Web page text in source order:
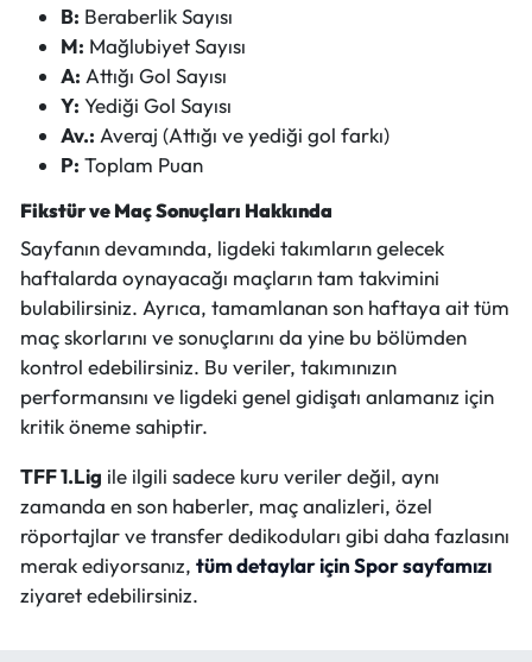
B: Beraberlik Sayısı
M: Mağlubiyet Sayısı
A: Attığı Gol Sayısı
Y: Yediği Gol Sayısı
Av.: Averaj (Attığı ve yediği gol farkı)
P: Toplam Puan
Fikstür ve Maç Sonuçları Hakkında
Sayfanın devamında, ligdeki takımların gelecek
haftalarda oynayacağı maçların tam takvimini
bulabilirsiniz. Ayrıca, tamamlanan son haftaya ait tüm
maç skorlarını ve sonuçlarını da yine bu bölümden
kontrol edebilirsiniz. Bu veriler, takımınızın
performansını ve ligdeki genel gidişatı anlamanız için
kritik öneme sahiptir.
TFF 1.Lig ile ilgili sadece kuru veriler değil, aynı
zamanda en son haberler, maç analizleri, özel
röportajlar ve transfer dedikoduları gibi daha fazlasını
merak ediyorsanız, tüm detaylar için Spor sayfamızı
ziyaret edebilirsiniz.